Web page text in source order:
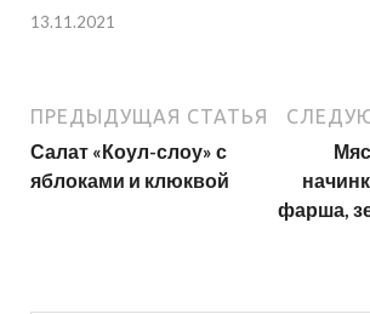
13.11.2021
ПРЕДЫДУЩАЯ СТАТЬЯ
Салат «Коул-слоу» с
яблоками и клюквой
фарша,